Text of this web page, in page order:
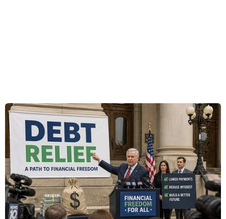
so với hai mẫu xe khác của BYD đã có mặt tại
Nhật Bản là ATTO 3 và Dolphin.
Mặc dù Seal có các phiên bản xe lai sạc điện tại
các thị trường khác ngoài Trung Quốc, song BYD
cho biết sẽ không “chào sân” tại Nhật Bản
những dòng xe lai như vậy.
BYD Seal sẽ được bàn giao cho khách hàng tại